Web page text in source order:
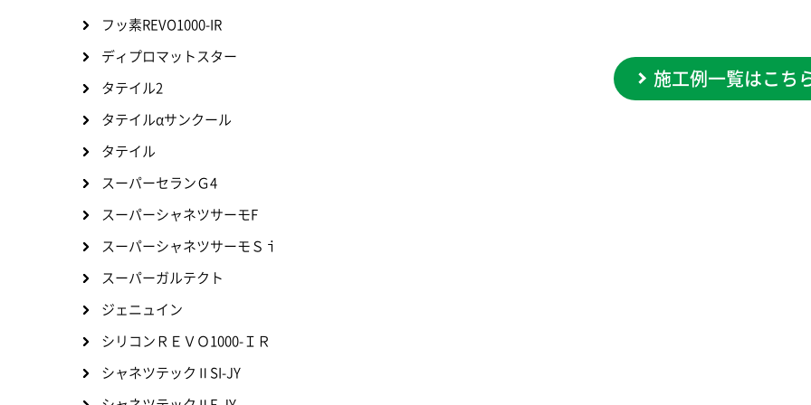
施工例一覧はこち
フッ素REVO1000-IR
ディプロマットスター
タテイル2
タテイルαサンクール
タテイル
スーパーセランＧ4
スーパーシャネツサーモF
スーパーシャネツサーモＳｉ
スーパーガルテクト
ジェニュイン
シリコンＲＥＶＯ1000-ＩＲ
シャネツテックⅡSI-JY